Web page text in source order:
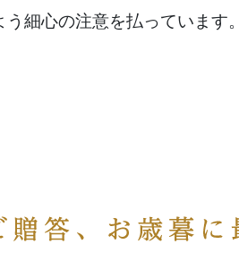
う細心の注意を払っています